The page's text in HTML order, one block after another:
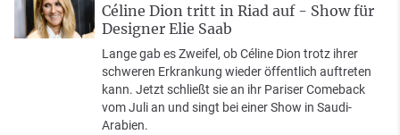
Céline Dion tritt in Riad auf - Show für
Designer Elie Saab
Lange gab es Zweifel, ob Céline Dion trotz ihrer
schweren Erkrankung wieder öffentlich auftreten
kann. Jetzt schließt sie an ihr Pariser Comeback
vom Juli an und singt bei einer Show in Saudi-
Arabien.